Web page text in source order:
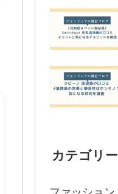
カテゴリー
ファッション